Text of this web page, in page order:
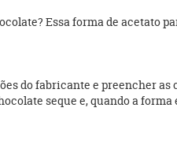
Essa forma de acetato
do fabricante e preencher as
seque e, quando a